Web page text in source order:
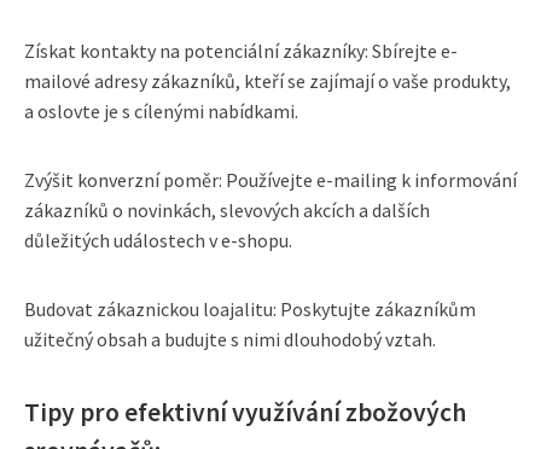
Získat kontakty na potenciální zákazníky: Sbírejte e-
mailové adresy zákazníků, kteří se zajímají o vaše produkty,
a oslovte je s cílenými nabídkami.
Zvýšit konverzní poměr: Používejte e-mailing k informování
zákazníků o novinkách, slevových akcích a dalších
důležitých událostech v e-shopu.
Budovat zákaznickou loajalitu: Poskytujte zákazníkům
užitečný obsah a budujte s nimi dlouhodobý vztah.
Tipy pro efektivní využívání zbožových